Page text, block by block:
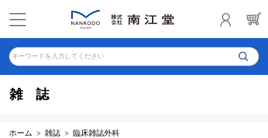
キーワードを入力してください
雑誌
ホーム 雑誌 臨床雑誌外科